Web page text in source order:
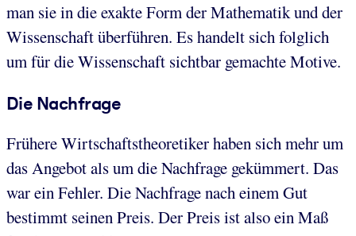
man sie in die exakte Form der Mathematik und der
Wissenschaft überführen. Es handelt sich folglich
um für die Wissenschaft sichtbar gemachte Motive.
Die Nachfrage
Frühere Wirtschaftstheoretiker haben sich mehr um
das Angebot als um die Nachfrage gekümmert. Das
war ein Fehler. Die Nachfrage nach einem Gut
bestimmt seinen Preis. Der Preis ist also ein Maß